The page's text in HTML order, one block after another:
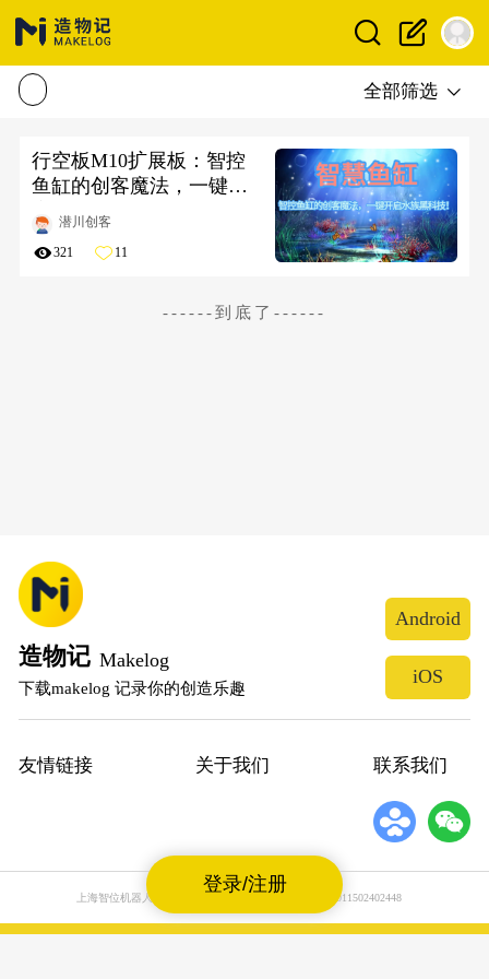
登录/注册
全部筛选
行空板M10扩展板：智控
鱼缸的创客魔法，一键开
启水族黑科技！
潜川创客
321 11
------到底了------
造物记 Makelog
下载makelog 记录你的创造乐趣
Android
iOS
友情链接 关于我们 联系我们
上海智位机器人股份有限公司 沪公网安备31011502402448